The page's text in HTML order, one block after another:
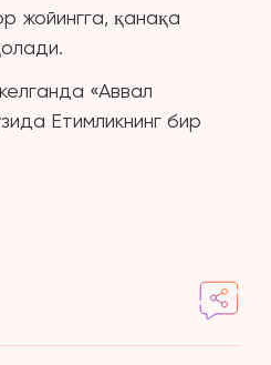
жойингга, қанақа
«Аввал
Етимликнинг бир